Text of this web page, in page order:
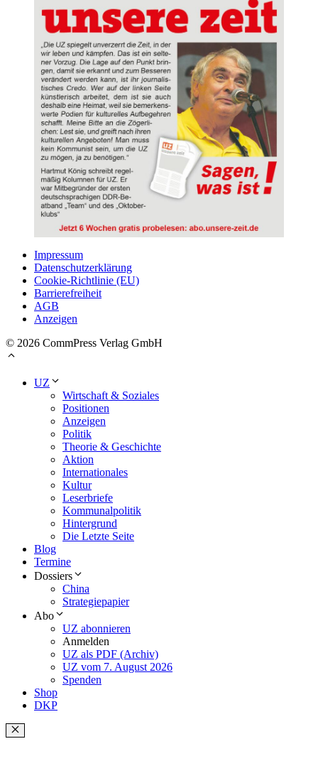
Impressum
Datenschutzerklärung
Cookie-Richtlinie (EU)
Barrierefreiheit
AGB
Anzeigen
© 2026 CommPress Verlag GmbH
UZ
Wirtschaft & Soziales
Positionen
Anzeigen
Politik
Theorie & Geschichte
Aktion
Internationales
Kultur
Leserbriefe
Kommunalpolitik
Hintergrund
Die Letzte Seite
Blog
Termine
Dossiers
China
Strategiepapier
Abo
UZ abonnieren
Anmelden
UZ als PDF (Archiv)
UZ vom 7. August 2026
Spenden
Shop
DKP
Schließen